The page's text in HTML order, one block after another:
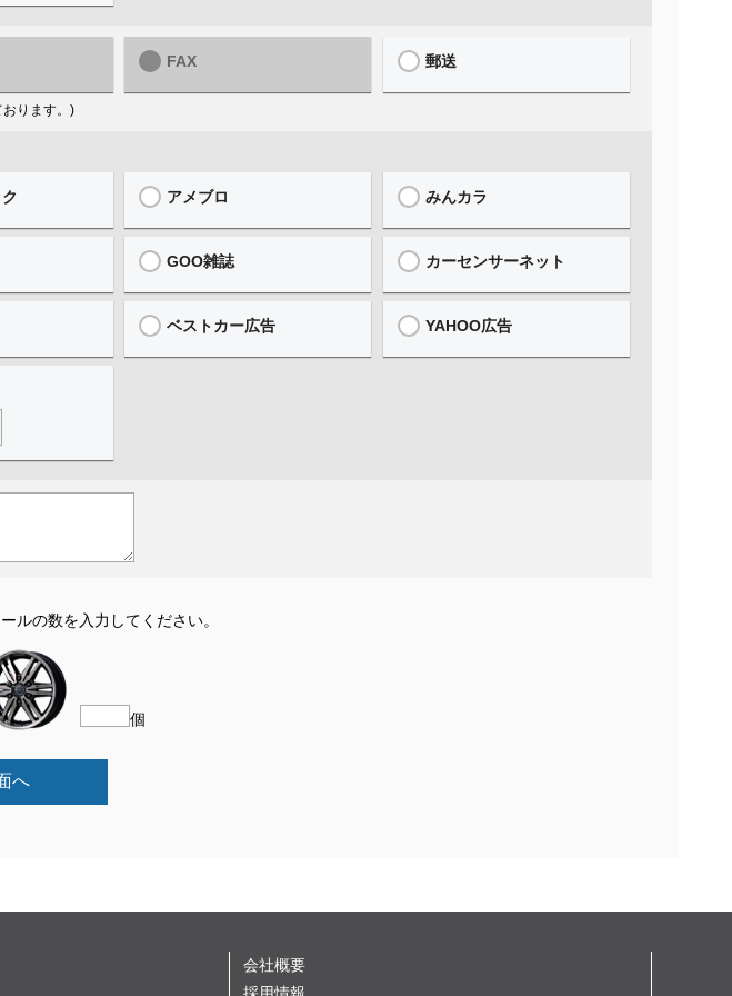
FAX 郵送
ります。)
アメブロ みんカラ
GOO雑誌 カーセンサーネット
ベストカー広告 YAHOO広告
ルの数を入力してください。
個
へ
会社概要